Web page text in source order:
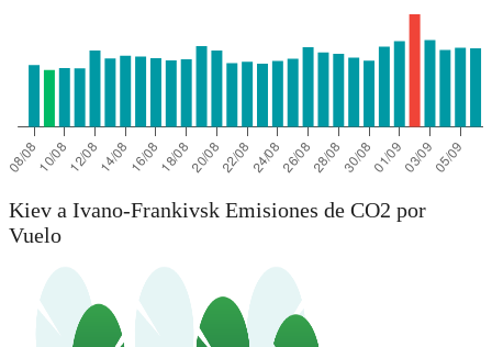
Kiev a Ivano-Frankivsk Emisiones de CO2 por
Vuelo